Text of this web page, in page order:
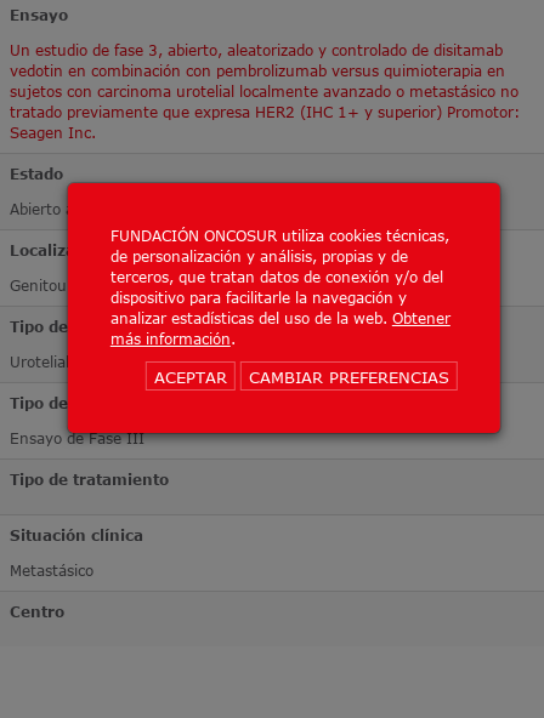
FUNDACIÓN ONCOSUR utiliza cookies técnicas,
de personalización y análisis, propias y de
terceros, que tratan datos de conexión y/o del
dispositivo para facilitarle la navegación y
analizar estadísticas del uso de la web. Obtener
más información
ACEPTAR CAMBIAR PREFERENCIAS
Ensayo
Un estudio de fase 3, abierto, aleatorizado y controlado de disitamab
vedotin en combinación con pembrolizumab versus quimioterapia en
sujetos con carcinoma urotelial localmente avanzado o metastásico no
tratado previamente que expresa HER2 (IHC 1+ y superior) Promotor:
Seagen Inc.
Estado
Abierto a inclusión
Localización Tumoral
Genitourinario
Tipo de tumor
Urotelial
Tipo de ensayo
Ensayo de Fase III
Tipo de tratamiento
Situación clínica
Metastásico
Centro